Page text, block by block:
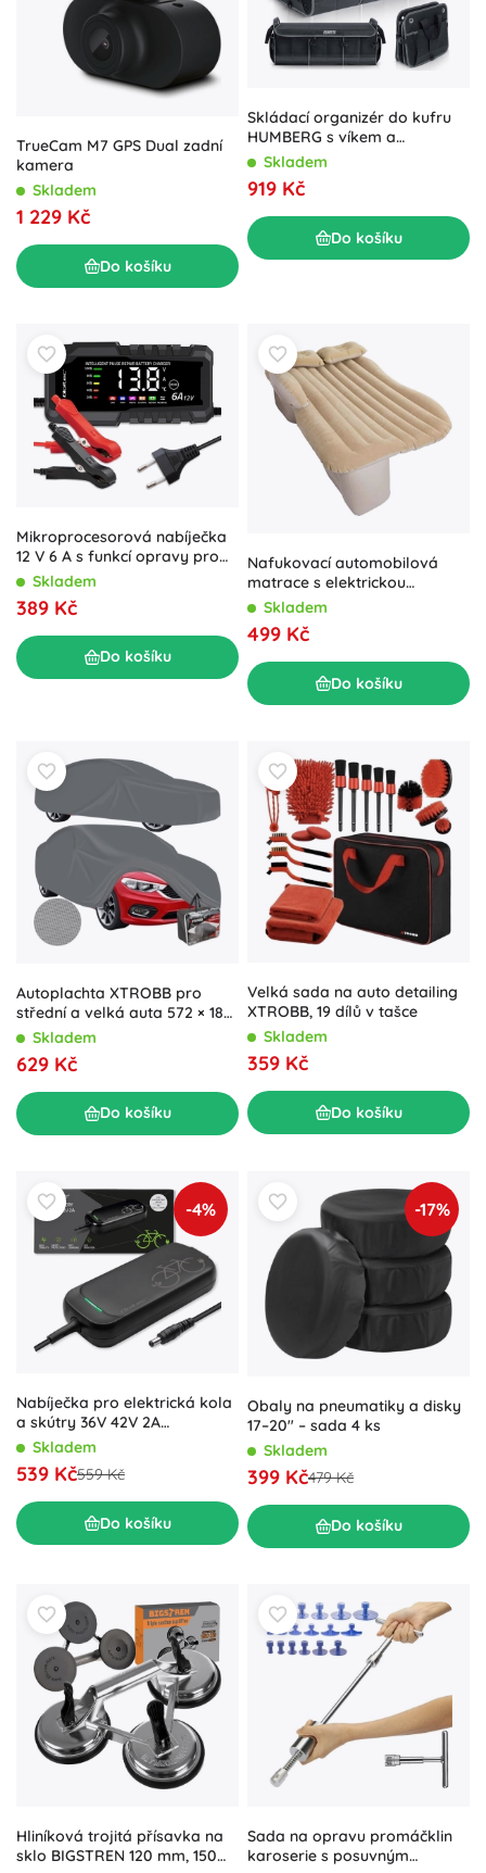
TrueCam M7 GPS Dual zadní
kamera
Skladem
1 229 Kč
Do košíku
Skládací organizér do kufru
HUMBERG s víkem a
přepážkami
Skladem
919 Kč
Do košíku
Mikroprocesorová nabíječka
12 V 6 A s funkcí opravy pro
akumulátory AGM, GEL a
LiFePO4 s LCD
Skladem
389 Kč
Do košíku
Nafukovací automobilová
matrace s elektrickou
pumpou 130 × 80 cm – Béžová
Skladem
499 Kč
Do košíku
Autoplachta XTROBB pro
střední a velká auta 572 × 180
× 120 cm
Skladem
629 Kč
Do košíku
Velká sada na auto detailing
XTROBB, 19 dílů v tašce
Skladem
359 Kč
Do košíku
-4%
Nabíječka pro elektrická kola
a skútry 36V 42V 2A
voděodolná
Skladem
539 Kč559 Kč
Do košíku
-17%
Obaly na pneumatiky a disky
17–20" – sada 4 ks
Skladem
399 Kč479 Kč
Do košíku
Hliníková trojitá přísavka na
sklo BIGSTREN 120 mm, 150
Sada na opravu promáčklin
karoserie s posuvným